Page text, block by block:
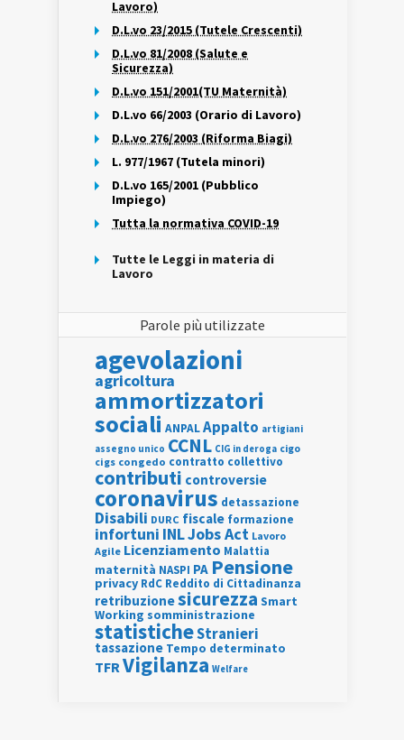
Lavoro)
D.L.vo 23/2015 (Tutele Crescenti)
D.L.vo 81/2008 (Salute e
Sicurezza)
D.L.vo 151/2001(TU Maternità)
D.L.vo 66/2003 (Orario di Lavoro)
D.L.vo 276/2003 (Riforma Biagi)
L. 977/1967 (Tutela minori)
D.L.vo 165/2001 (Pubblico
Impiego)
Tutta la normativa COVID-19
Tutte le Leggi in materia di
Lavoro
Parole più utilizzate
agevolazioni
agricoltura
ammortizzatori
sociali ANPALAppalto artigiani
assegno unico CCNL CIG in deroga cigo
cigs congedo contratto collettivo
contributi controversie
coronavirus detassazione
Disabili DURC fiscale formazione
infortuni INLJobs Act Lavoro
Agile Licenziamento Malattia
maternità NASPI PA Pensione
privacy RdC Reddito di Cittadinanza
retribuzionesicurezza Smart
Working somministrazione
statisticheStranieri
tassazione Tempo determinato
TFRVigilanza Welfare